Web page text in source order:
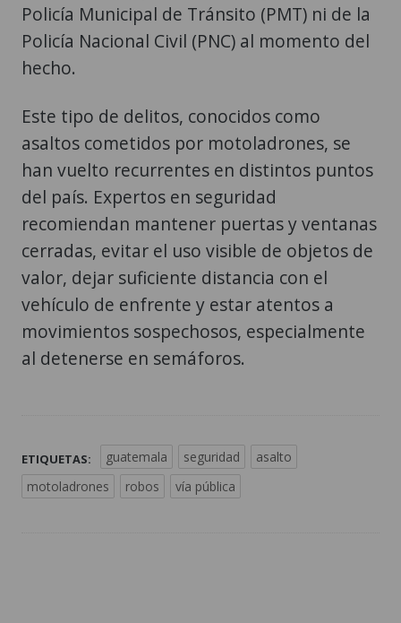
Policía Municipal de Tránsito (PMT) ni de la
Policía Nacional Civil (PNC) al momento del
hecho.
Este tipo de delitos, conocidos como
asaltos cometidos por motoladrones, se
han vuelto recurrentes en distintos puntos
del país. Expertos en seguridad
recomiendan mantener puertas y ventanas
cerradas, evitar el uso visible de objetos de
valor, dejar suficiente distancia con el
vehículo de enfrente y estar atentos a
movimientos sospechosos, especialmente
al detenerse en semáforos.
ETIQUETAS: guatemala seguridad
asalto
motoladrones
robos vía pública